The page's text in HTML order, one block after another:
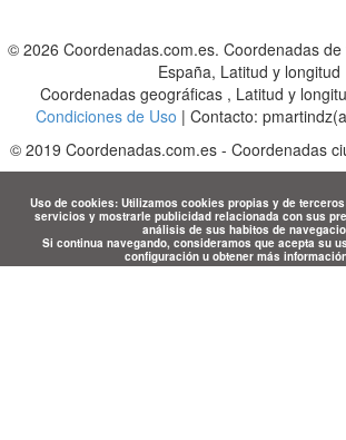
© 2026 Coordenadas.com.es. Coordenadas
España, Latitud y longitud
Coordenadas geográficas , Latitud y
Condiciones de Uso | Contacto:
© 2019 Coordenadas.com.es- Coordenadas
Uso de cookies: Utilizamos cookies propias y de
servicios y mostrarle publicidad relacionada con sus
análisis de sus habitos de
Si continua navegando, consideramos que acepta su
configuración u obtener más